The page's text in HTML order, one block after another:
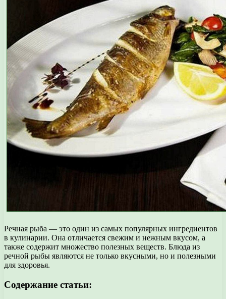
Речная рыба — это один из самых популярных ингредиентов
в кулинарии. Она отличается свежим и нежным вкусом, а
также содержит множество полезных веществ. Блюда из
речной рыбы являются не только вкусными, но и полезными
для здоровья.
Содержание статьи: